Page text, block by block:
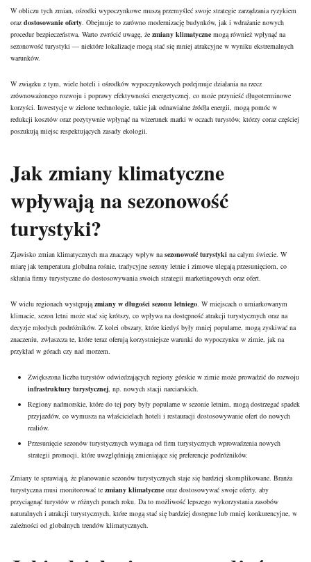
W obliczu tych zmian, ośrodki wypoczynkowe muszą przemyśleć swoje strategie zarządzania ryzykiem
oraz dostosowanie oferty. Obejmuje to zarówno modernizację budynków, jak i wdrażanie nowych
procedur bezpieczeństwa. Warto zwrócić uwagę, że zmiany klimatyczne mogą również wpłynąć na
sezonowość turystyki — niektóre lokalizacje mogą stać się mniej atrakcyjne w wyniku ekstremalnych
warunków.
W związku z tym, wiele hoteli i ośrodków wypoczynkowych podejmuje działania na rzecz
zrównoważonego rozwoju i poprawy efektywności energetycznej, co może przynieść długoterminowe
korzyści. Inwestycje w zielone technologie, takie jak odnawialne źródła energii, mogą pomóc w
redukcji kosztów oraz pozytywnie wpłynąć na wizerunek marki w oczach turystów, którzy coraz częściej
poszukują miejsc respektujących zasady ekologii.
Jak zmiany klimatyczne
wpływają na sezonowość
turystyki?
Zjawisko zmian klimatycznych ma znaczący wpływ nasezonowość turystyki na całym świecie. W
miarę jak temperatura globalna rośnie, tradycyjne sezony letnie i zimowe ulegają przesunięciom, co
skłania firmy turystyczne do dostosowywania swoich strategii marketingowych oraz ofert.
W wielu regionach występujązmiany w długości sezonu letniego. W miejscach o umiarkowanym
klimacie, sezon letni może stać się krótszy, co wpływa na dostępność atrakcji turystycznych oraz na
decyzje młodych podróżników. Z kolei obszary, które kiedyś były mniej popularne, mogą zyskiwać na
znaczeniu, zwłaszcza te, które teraz oferują korzystniejsze warunki do wypoczynku w zimie, jak na
przykład w górach czy nad morzem.
Zwiększona liczba turystów odwiedzających regiony górskie w zimie może prowadzić do rozwoju
infrastruktury turystycznej, np. nowych stacji narciarskich.
Regiony nadmorskie, które do tej pory były popularne w sezonie letnim, mogą dostrzegać spadek
przyjazdów, co wymusza na właścicielach hoteli i restauracji dostosowywanie ofert do nowych
realiów.
Przesunięcie sezonów turystycznych wymaga od firm turystycznych wprowadzenia nowych
strategii promocji, które uwzględniają zmieniające się preferencje podróżników.
Zmiany te sprawiają, że planowanie sezonów turystycznych staje się bardziej skomplikowane. Branża
turystyczna musi monitorować te zmiany klimatyczne oraz dostosowywać swoje oferty, aby
przyciągnąć turystów w różnych porach roku. Da to możliwość lepszego wykorzystania zasobów
naturalnych i atrakcji turystycznych, które mogą stać się bardziej dostępne lub mniej konkurencyjne, w
zależności od globalnych trendów klimatycznych.